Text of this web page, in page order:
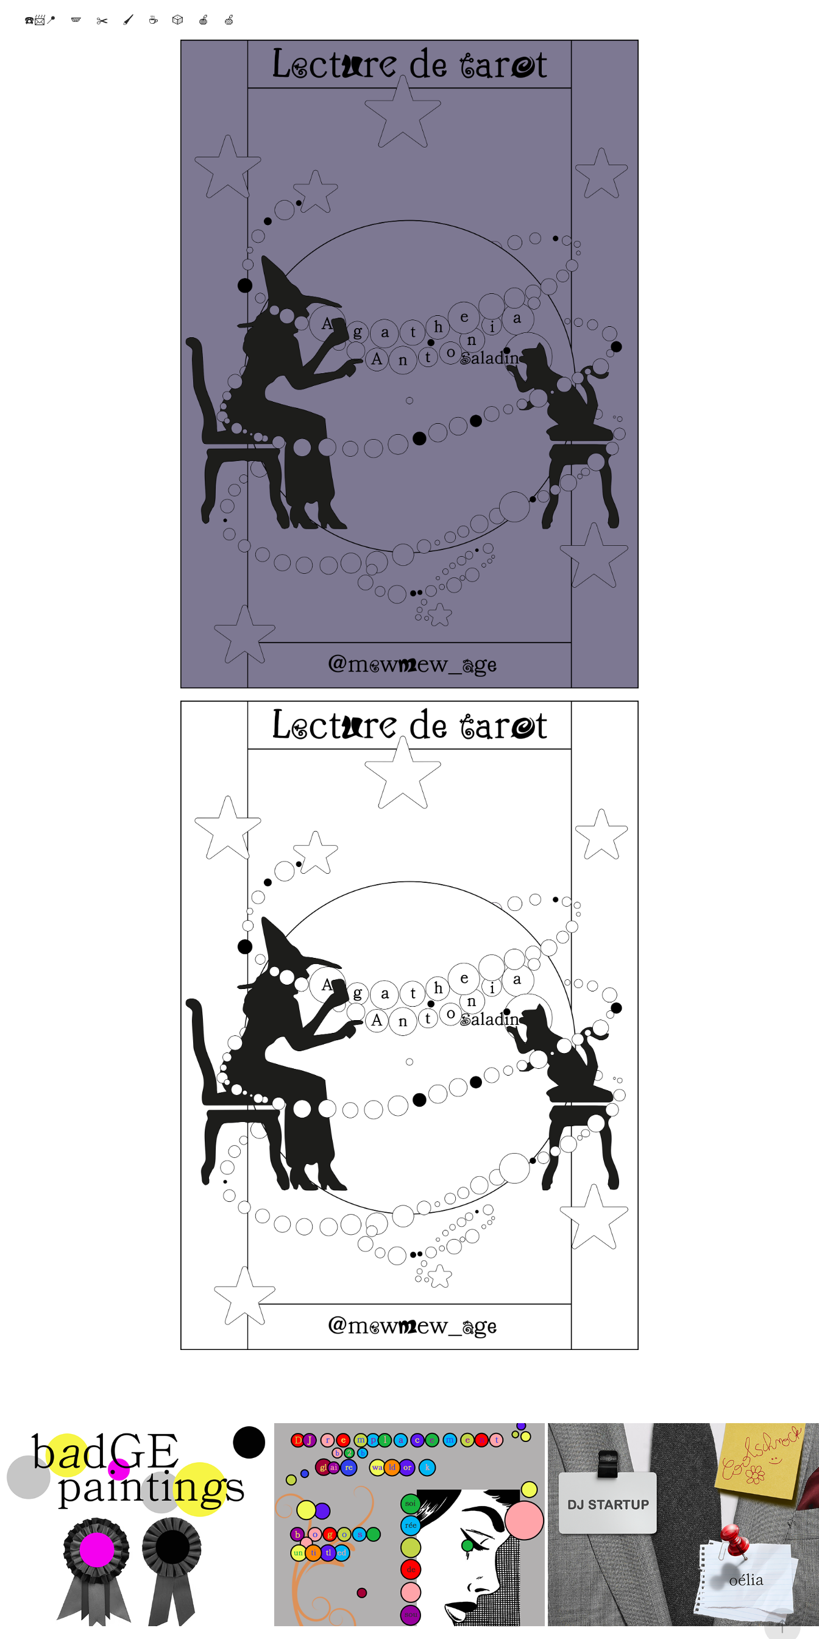
☎️📨📍 🪽 ✂️ 🖌️ ☕️ 🎲 🍎 🍏